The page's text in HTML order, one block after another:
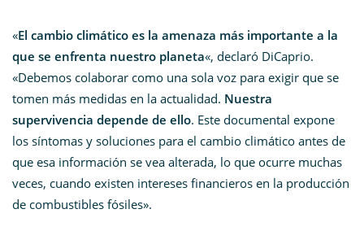
«El cambio climático es la amenaza más importante a la
que se enfrenta nuestro planeta«, declaró DiCaprio.
«Debemos colaborar como una sola voz para exigir que se
tomen más medidas en la actualidad. Nuestra
supervivencia depende de ello. Este documental expone
los síntomas y soluciones para el cambio climático antes de
que esa información se vea alterada, lo que ocurre muchas
veces, cuando existen intereses financieros en la producción
de combustibles fósiles».